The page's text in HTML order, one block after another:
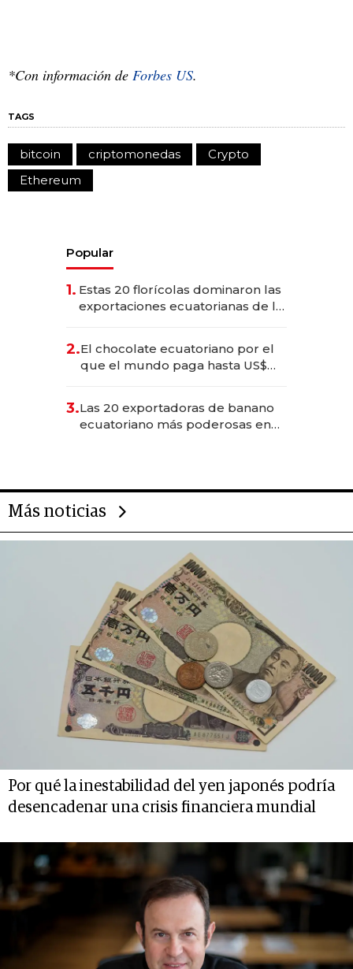
*Con información de Forbes US.
TAGS
bitcoin criptomonedas
Crypto
Ethereum
Popular
1. Estas 20 florícolas dominaron las
exportaciones ecuatorianas de la
2.El chocolate ecuatoriano por el
que el mundo paga hasta US$
3.Las 20 exportadoras de banano
ecuatoriano más poderosas en
Más noticias
Por qué la inestabilidad del yen japonés podría
desencadenar una crisis financiera mundial